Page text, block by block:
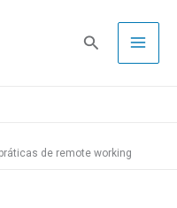
Pesquisa
de remote working